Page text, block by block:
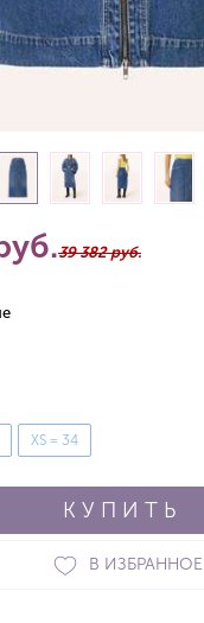
39 382 руб.
XS = 34
КУПИТЬ
В ИЗБРАННОЕ